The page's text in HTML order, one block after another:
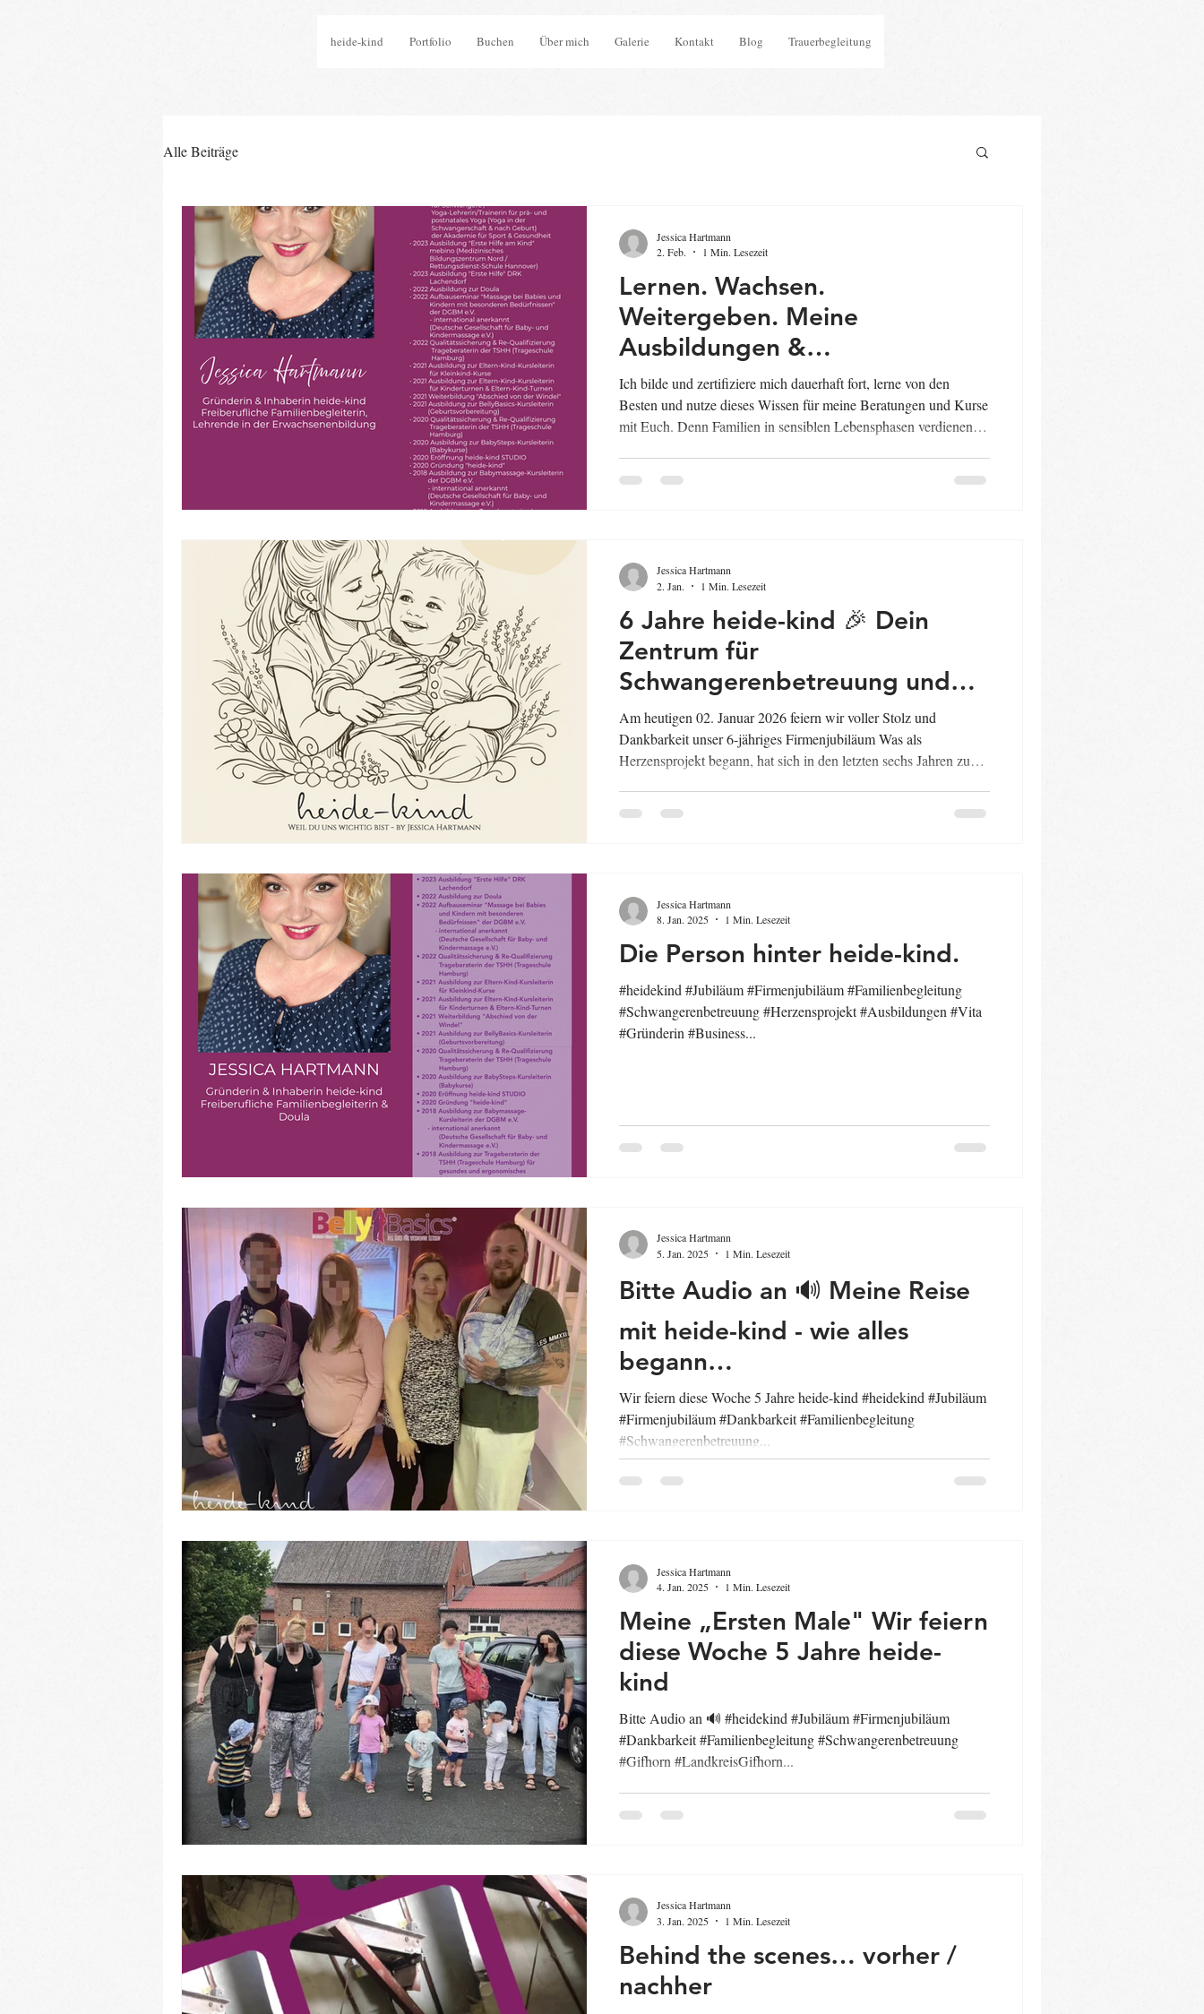
heide-kind Portfolio Buchen Über mich Galerie Kontakt Blog Trauerbegleitung
Alle Beiträge
Lernen. Wachsen.
Weitergeben. Meine
Ausbildungen &
Weiterbildungen
Ich bilde und zertifiziere mich dauerhaft fort, lerne von den
Besten und nutze dieses Wissen für meine Beratungen und Kurse
mit Euch. Denn Familien in sensiblen Lebensphasen verdienen
Sicherheit, Bindung, Gesundheit und Vertrauen. #heidekind
Jessica Hartmann
2. Feb.
1 Min. Lesezeit
6 Jahre heide-kind 🎉 Dein
Zentrum für
Schwangerenbetreuung und
Familienbegleitung im
Landkreis Gifhorn
Am heutigen 02. Januar 2026 feiern wir voller Stolz und
Dankbarkeit unser 6-jähriges Firmenjubiläum Was als
Herzensprojekt begann, hat sich in den letzten sechs Jahren zu
herausforderndsten Momente des Lebens begleitet. Sechs Jahre
Jessica Hartmann
2. Jan.
1 Min. Lesezeit
Die Person hinter heide-kind.
#heidekind #Jubiläum #Firmenjubiläum #Familienbegleitung
#Schwangerenbetreuung #Herzensprojekt #Ausbildungen #Vita
#Gründerin #Business...
Jessica Hartmann
8. Jan. 2025
1 Min. Lesezeit
Bitte Audio an 🔊 Meine Reise
mit heide-kind - wie alles
begann…
Wir feiern diese Woche 5 Jahre heide-kind #heidekind #Jubiläum
#Firmenjubiläum #Dankbarkeit #Familienbegleitung
#Schwangerenbetreuung...
Jessica Hartmann
5. Jan. 2025
1 Min. Lesezeit
Meine „Ersten Male" Wir feiern
diese Woche 5 Jahre heide-
kind
Bitte Audio an 🔊 #heidekind #Jubiläum #Firmenjubiläum
#Dankbarkeit #Familienbegleitung #Schwangerenbetreuung
#Gifhorn #LandkreisGifhorn...
Jessica Hartmann
4. Jan. 2025
1 Min. Lesezeit
Behind the scenes… vorher /
nachher
Jessica Hartmann
3. Jan. 2025
1 Min. Lesezeit